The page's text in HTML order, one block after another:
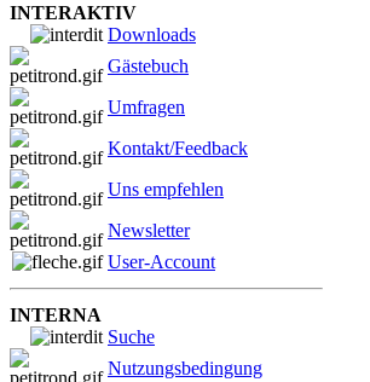
INTERAKTIV
Downloads
Gästebuch
Umfragen
Kontakt/Feedback
Uns empfehlen
Newsletter
User-Account
INTERNA
Suche
Nutzungsbedingung